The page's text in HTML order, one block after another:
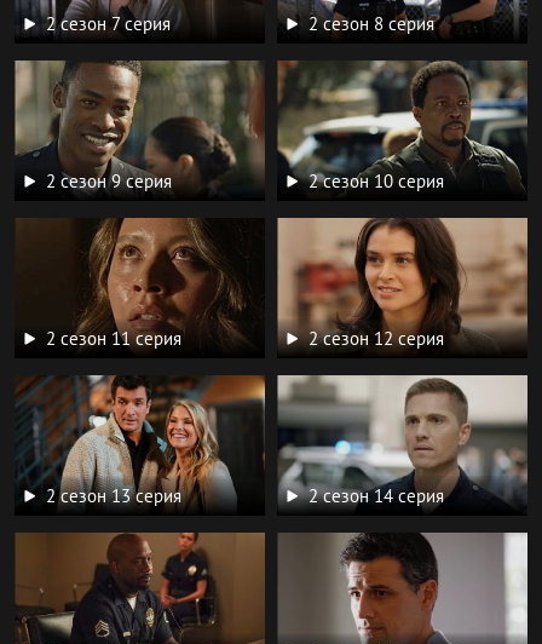
2 сезон 7 серия 2 сезон 8 серия
2 сезон 9 серия 2 сезон 10 серия
2 сезон 11 серия 2 сезон 12 серия
2 сезон 13 серия 2 сезон 14 серия